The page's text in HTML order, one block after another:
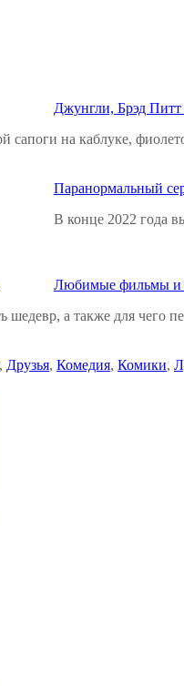
Джунгли, Брэд Питт
сапоги на каблуке,
Паранормальный
В конце 2022 года
Любимые фильмы и
а также для чего
, Друзья, Комедия, Комики,